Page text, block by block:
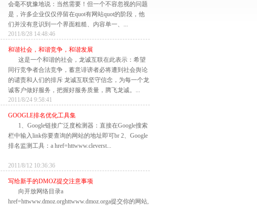
会毫不犹豫地说：当然需要！但一个不容忽视的问题
是，许多企业仅仅停留在quot有网站quot的阶段，他
们并没有意识到一个界面粗糙、内容单一、...
2011/8/28 14:48:46
和谐社会，和谐竞争，和谐发展
这是一个和谐的社会，龙诚互联在此表示：希望
同行竞争者合法竞争，蓄意诽谤者必将遭到社会舆论
的谴责和人们的排斥 龙诚互联坚守信念，为每一个龙
诚客户做好服务，把握好服务质量，腾飞龙诚。...
2011/8/24 9:58:41
GOOGLE排名优化工具集
1、Google链接广泛度检测器：直接在Google搜索
栏中输入link你要查询的网站的地址即可br 2、Google
排名监测工具：a href=httwww.cleverst...
2011/8/12 10:36:36
写给新手的DMOZ提交注意事项
向开放网络目录a
href=httwww.dmoz.orghttwww.dmoz.orga提交你的网站,